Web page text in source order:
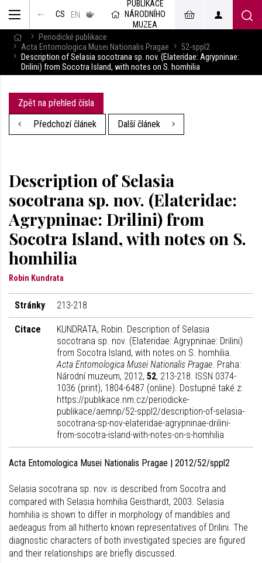
CS EN
v českém
jazyce
PUBLIKACE
NÁRODNÍHO
MUZEA
Periodické publikace
Acta Entomologica Musei Nationalis Pragae
52-sppl2
Description of Selasia socotrana sp. nov. (Elateridae: Agrypninae:
Drilini) from Socotra Island, with notes on S. homhilia
Zpět na přehled čísla
Předchozí článek
Další článek
Description of Selasia
socotrana sp. nov. (Elateridae:
Agrypninae: Drilini) from
Socotra Island, with notes on S.
homhilia
Robin Kundrata
Stránky 213-218
Citace
KUNDRATA, Robin. Description of Selasia
socotrana sp. nov. (Elateridae: Agrypninae: Drilini)
from Socotra Island, with notes on S. homhilia.
Acta Entomologica Musei Nationalis Pragae. Praha:
Národní muzeum, 2012, 52, 213-218. ISSN 0374-
1036 (print), 1804-6487 (online). Dostupné také z:
https://publikace.nm.cz/periodicke-
publikace/aemnp/52-sppl2/description-of-selasia-
socotrana-sp-nov-elateridae-agrypninae-drilini-
from-socotra-island-with-notes-on-s-homhilia
Acta Entomologica Musei Nationalis Pragae | 2012/52/sppl2
Selasia socotrana sp. nov. is described from Socotra and
compared with Selasia homhilia Geisthardt, 2003. Selasia
homhilia is shown to differ in morphology of mandibles and
aedeagus from all hitherto known representatives of Drilini. The
diagnostic characters of both investigated species are figured
and their relationships are briefly discussed.